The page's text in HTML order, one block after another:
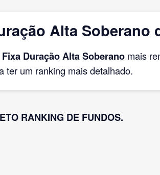
Alta Soberano
Fixa Duração Alta Soberano mais
ter um ranking mais detalhado.
RANKING DE FUNDOS.